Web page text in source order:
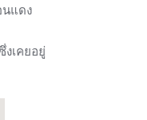
นแดง
งเคยอยู่